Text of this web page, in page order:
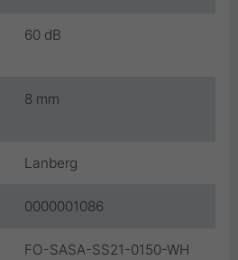
60 dB
8 mm
Lanberg
0000001086
FO-SASA-SS21-0150-WH